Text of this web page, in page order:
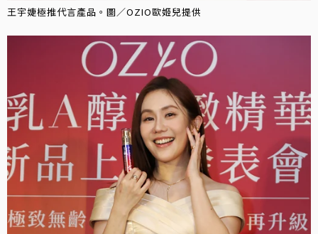
王宇婕極推代言產品。圖／OZIO歐姬兒提供